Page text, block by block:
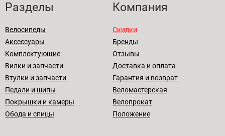
Разделы
Велосипеды
Аксессуары
Комплектующие
Вилки и запчасти
Втулки и запчасти
Педали и шипы
Покрышки и камеры
Обода и спицы
Компания
Скидки
Бренды
Отзывы
Доставка и оплата
Гарантия и возврат
Веломастерская
Велопрокат
Положение